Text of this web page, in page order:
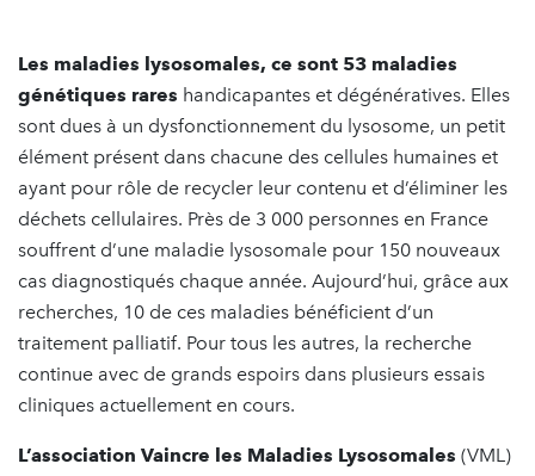
Les maladies lysosomales, ce sont 53 maladies
génétiques rares handicapantes et dégénératives. Elles
sont dues à un dysfonctionnement du lysosome, un petit
élément présent dans chacune des cellules humaines et
ayant pour rôle de recycler leur contenu et d’éliminer les
déchets cellulaires. Près de 3 000 personnes en France
souffrent d’une maladie lysosomale pour 150 nouveaux
cas diagnostiqués chaque année. Aujourd’hui, grâce aux
recherches, 10 de ces maladies bénéficient d’un
traitement palliatif. Pour tous les autres, la recherche
continue avec de grands espoirs dans plusieurs essais
cliniques actuellement en cours.
L’association Vaincre les Maladies Lysosomales (VML)